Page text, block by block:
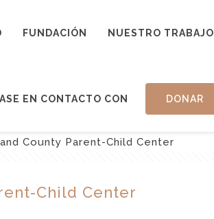
FUNDACIÓN NUESTRO TRABAJO
EN CONTACTO CON DONAR
County Parent-Child Center
Child Center